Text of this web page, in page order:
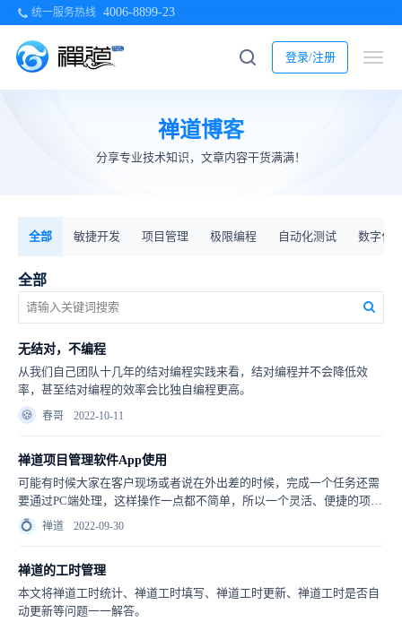
统一服务热线 4006-8899-23
登录/注册
禅道博客
分享专业技术知识，文章内容干货满满！
全部 敏捷开发 项目管理 极限编程 自动化测试 数字化
全部
无结对，不编程
从我们自己团队十几年的结对编程实践来看，结对编程并不会降低效
率，甚至结对编程的效率会比独自编程更高。
🍪
春哥 2022-10-11
禅道项目管理软件App使用
可能有时候大家在客户现场或者说在外出差的时候，完成一个任务还需
要通过PC端处理，这样操作一点都不简单，所以一个灵活、便捷的项目
管理软件App是现如今大家在选择项目管理工具时也会重点关注的功
能。
💍 禅道 2022-09-30
禅道的工时管理
本文将禅道工时统计、禅道工时填写、禅道工时更新、禅道工时是否自
动更新等问题一一解答。